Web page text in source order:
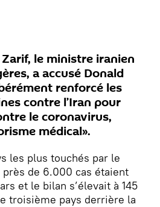
le ministre iranien
a accusé Donald
renforcé les
contre l’Iran pour
le coronavirus,
médical».
les plus touchés par le
de 6.000 cas étaient
et le bilan s’élevait à 145
troisième pays derrière la